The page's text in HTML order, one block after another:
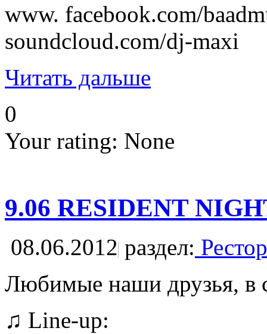
www. facebook.com/
soundcloud.com/dj-maxi
Читать дальше
0
Your rating: None
9.06 RESIDENT
08.06.2012 раздел:
Любимые наши друзья, в
♫ Line-up: